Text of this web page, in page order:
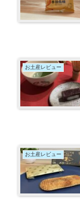
お土産レビュー
お土産レビュー